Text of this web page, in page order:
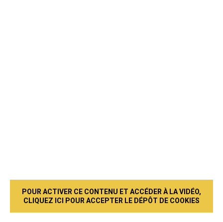
POUR ACTIVER CE CONTENU ET ACCÉDER À LA VIDÉO,
CLIQUEZ ICI POUR ACCEPTER LE DÉPÔT DE COOKIES